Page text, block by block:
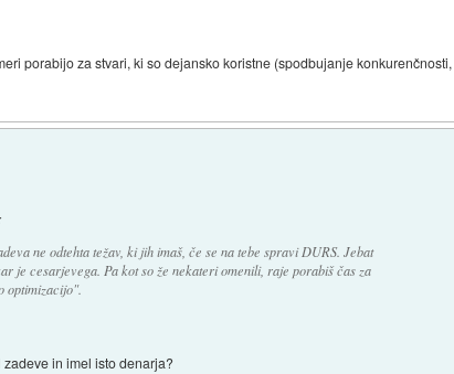
porabijo za stvari, ki so dejansko koristne (spodbujanje
ne odtehta težav, ki jih imaš, če se na tebe spravi DURS. Jebat
je cesarjevega. Pa kot so že nekateri omenili, raje porabiš čas za
optimizacijo".
in imel isto denarja?